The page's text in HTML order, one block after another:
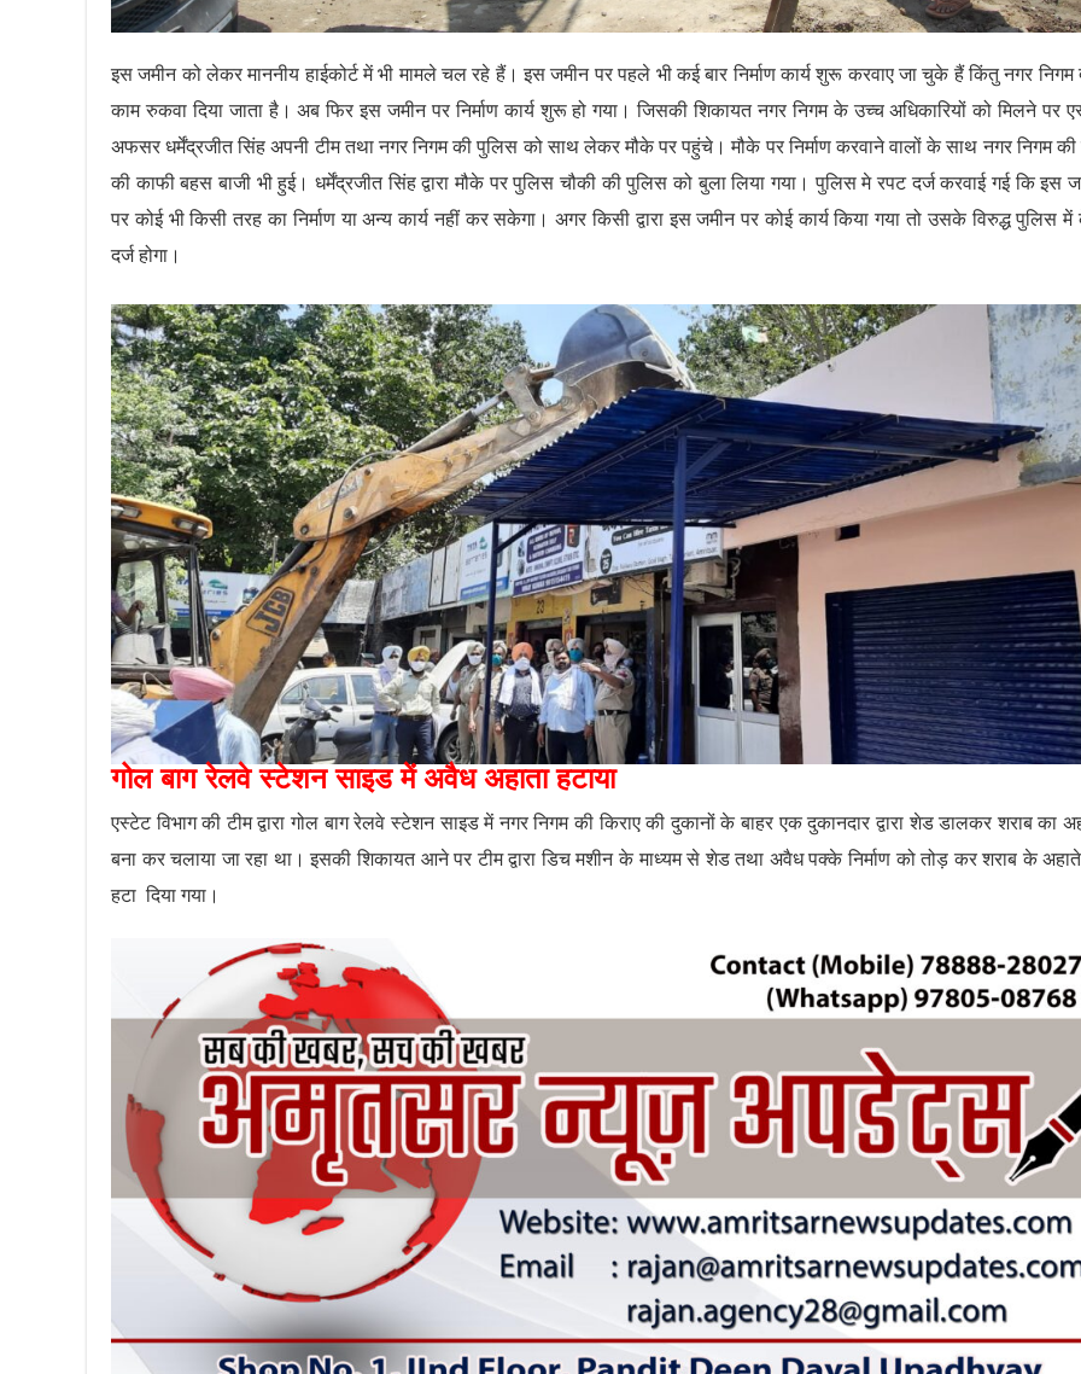
इस जमीन को लेकर माननीय हाईकोर्ट में भी मामले चल रहे हैं। इस जमीन पर पहले भी कई बार निर्माण कार्य शुरू करवाए जा चुके हैं किंतु नगर निगम
काम रुकवा दिया जाता है। अब फिर इस जमीन पर निर्माण कार्य शुरू हो गया। जिसकी शिकायत नगर निगम के उच्च अधिकारियों को मिलने पर
अफसर धर्मेंद्रजीत सिंह अपनी टीम तथा नगर निगम की पुलिस को साथ लेकर मौके पर पहुंचे। मौके पर निर्माण करवाने वालों के साथ नगर निगम की
की काफी बहस बाजी भी हुई। धर्मेंद्रजीत सिंह द्वारा मौके पर पुलिस चौकी की पुलिस को बुला लिया गया। पुलिस मे रपट दर्ज करवाई गई कि इस
पर कोई भी किसी तरह का निर्माण या अन्य कार्य नहीं कर सकेगा। अगर किसी द्वारा इस जमीन पर कोई कार्य किया गया तो उसके विरुद्ध पुलिस
दर्ज होगा।
गोल बाग रेलवे स्टेशन साइड में अवैध अहाता हटाया
एस्टेट विभाग की टीम द्वारा गोल बाग रेलवे स्टेशन साइड में नगर निगम की किराए की दुकानों के बाहर एक दुकानदार द्वारा शेड डालकर शराब का
बना कर चलाया जा रहा था। इसकी शिकायत आने पर टीम द्वारा डिच मशीन के माध्यम से शेड तथा अवैध पक्के निर्माण को तोड़ कर शराब के
हटा दिया गया।